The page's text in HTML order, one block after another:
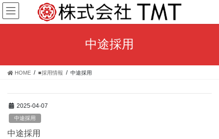
コ
ン
テ
ス
ナ
ビ
ゲ
ン
中途採用
HOME ■採用情報 中途採用
2025-04-07
中途採用
中途採用